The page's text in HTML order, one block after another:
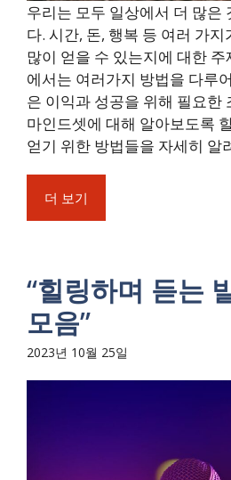
우리는 모두 일상에서 더 많은
다. 시간, 돈, 행복 등 여러 가
많이 얻을 수 있는지에 대한
에서는 여러가지 방법을 다루
은 이익과 성공을 위해 필요한
마인드셋에 대해 알아보도록
얻기 위한 방법들을 자세히 알
더 보기
“힐링하며 듣는
모음”
2023년 10월 25일